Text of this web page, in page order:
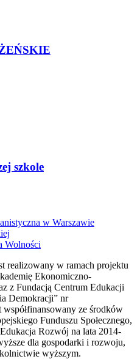
szkole
realizowany w ramach projektu
Ekonomiczno-
z Fundacją Centrum Edukacji
Demokracji” nr
ze środków
Funduszu Społecznego,
Rozwój na lata 2014-
dla gospodarki i rozwoju,
wyższym.